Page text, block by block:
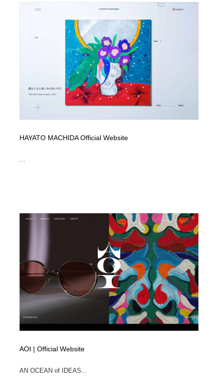
HAYATO MACHIDA Official Website
...
AOI | Official Website
AN OCEAN of IDEAS...